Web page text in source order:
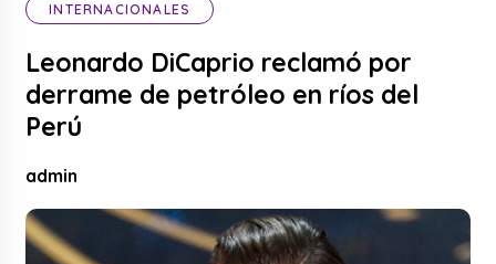
INTERNACIONALES
Leonardo DiCaprio reclamó por
derrame de petróleo en ríos del
Perú
admin